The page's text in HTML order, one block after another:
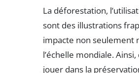
La déforestation,
sont des illustrations
impacte non seulement
l’échelle mondiale.
jouer dans la